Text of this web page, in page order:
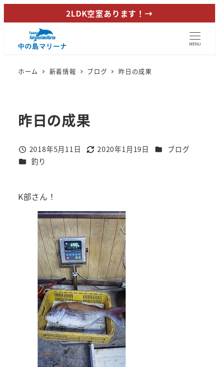
イ
2LDK空室あります！→
MENU
ホーム 新着情報 ブログ 昨日の成果
昨日の成果
投稿日
2018年5月11日
更新日
2020年1月19日 カテゴリー
ブログ
カテゴリー
釣り
K部さん！